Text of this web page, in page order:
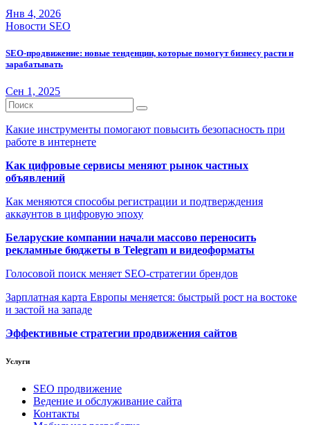
Янв 4, 2026
Новости SEO
SEO-продвижение: новые тенденции, которые помогут бизнесу расти и
зарабатывать
Сен 1, 2025
Какие инструменты помогают повысить безопасность при
работе в интернете
Как цифровые сервисы меняют рынок частных
объявлений
Как меняются способы регистрации и подтверждения
аккаунтов в цифровую эпоху
Беларуские компании начали массово переносить
рекламные бюджеты в Telegram и видеоформаты
Голосовой поиск меняет SEO-стратегии брендов
Зарплатная карта Европы меняется: быстрый рост на востоке
и застой на западе
Эффективные стратегии продвижения сайтов
Услуги
SEO продвижение
Ведение и обслуживание сайта
Контакты